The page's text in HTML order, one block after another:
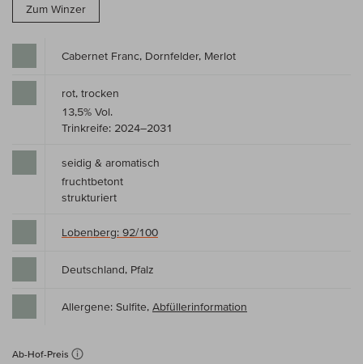
Zum Winzer
Cabernet Franc, Dornfelder, Merlot
rot, trocken
13,5% Vol.
Trinkreife: 2024–2031
seidig & aromatisch
fruchtbetont
strukturiert
Lobenberg: 92/100
Deutschland, Pfalz
Allergene: Sulfite, Abfüllerinformation
Ab-Hof-Preis